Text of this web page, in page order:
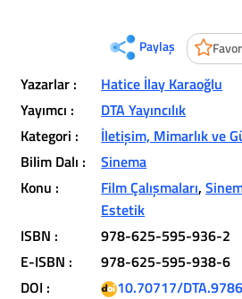
Paylaş
Yazarlar :
Hatice İlay Karaoğlu
Yayımcı :
DTA Yayıncılık
Kategori :
İletişim, Mimarlık ve
Bilim Dalı :
Sinema
Konu :
Film Çalışmaları,
Estetik
ISBN :
978-625-595-936-2
E-ISBN :
978-625-595-938-6
DOI :
10.70717/